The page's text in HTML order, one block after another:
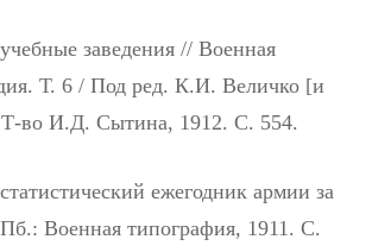
заведения // Военная
Т. 6 / Под ред. К.И. Величко [и
во И.Д. Сытина, 1912. С. 554.
ежегодник армии за
Военная типография, 1911. С.